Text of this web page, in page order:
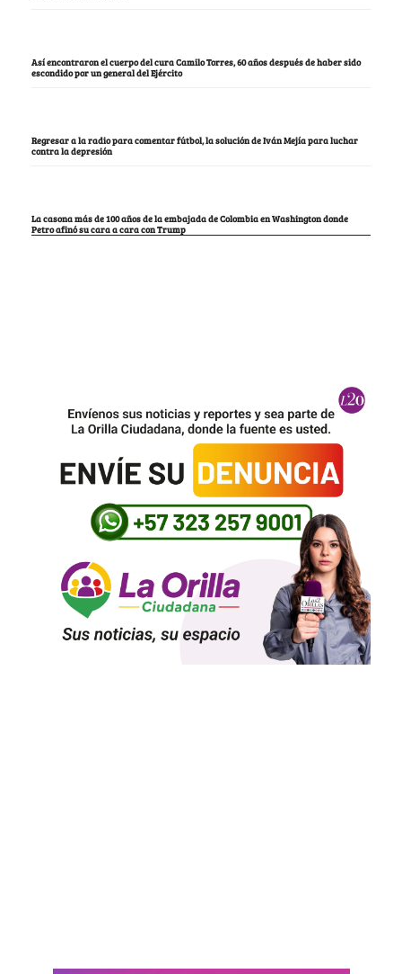
Así encontraron el cuerpo del cura Camilo Torres, 60 años después de haber sido
escondido por un general del Ejército
Regresar a la radio para comentar fútbol, la solución de Iván Mejía para luchar
contra la depresión
La casona más de 100 años de la embajada de Colombia en Washington donde
Petro afinó su cara a cara con Trump